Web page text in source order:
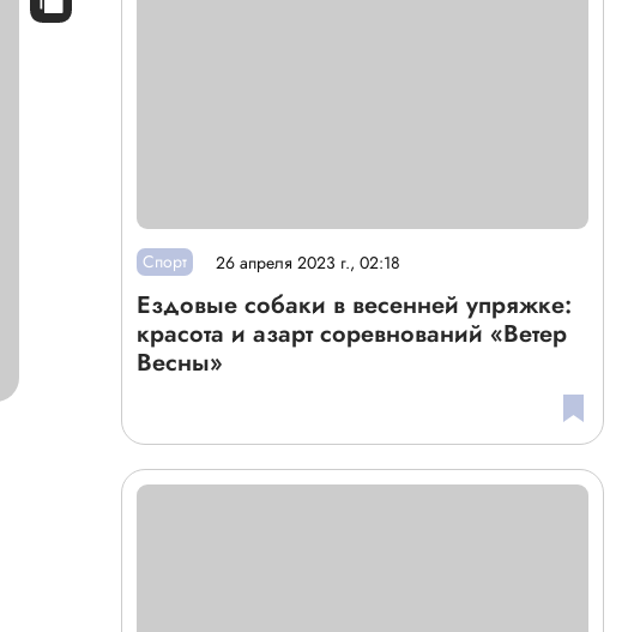
Спорт 26 апреля 2023 г., 02:18
Ездовые собаки в весенней упряжке:
красота и азарт соревнований «Ветер
Весны»